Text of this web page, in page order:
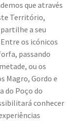
que através
Território,
a seu
os icónicos
passando
ou os
Magro, Gordo e
do Poço do
conhecer